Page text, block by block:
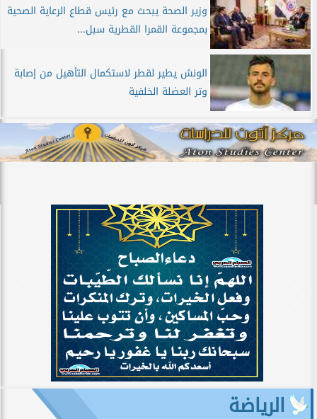
وزير الصحة يبحث مع رئيس قطاع الرعاية الصحية
بمجموعة القمرا القطرية سبل...
الونش يطير لقطر لاستكمال التأهيل من إصابة
وتر العضلة الخلفية
الرياضة